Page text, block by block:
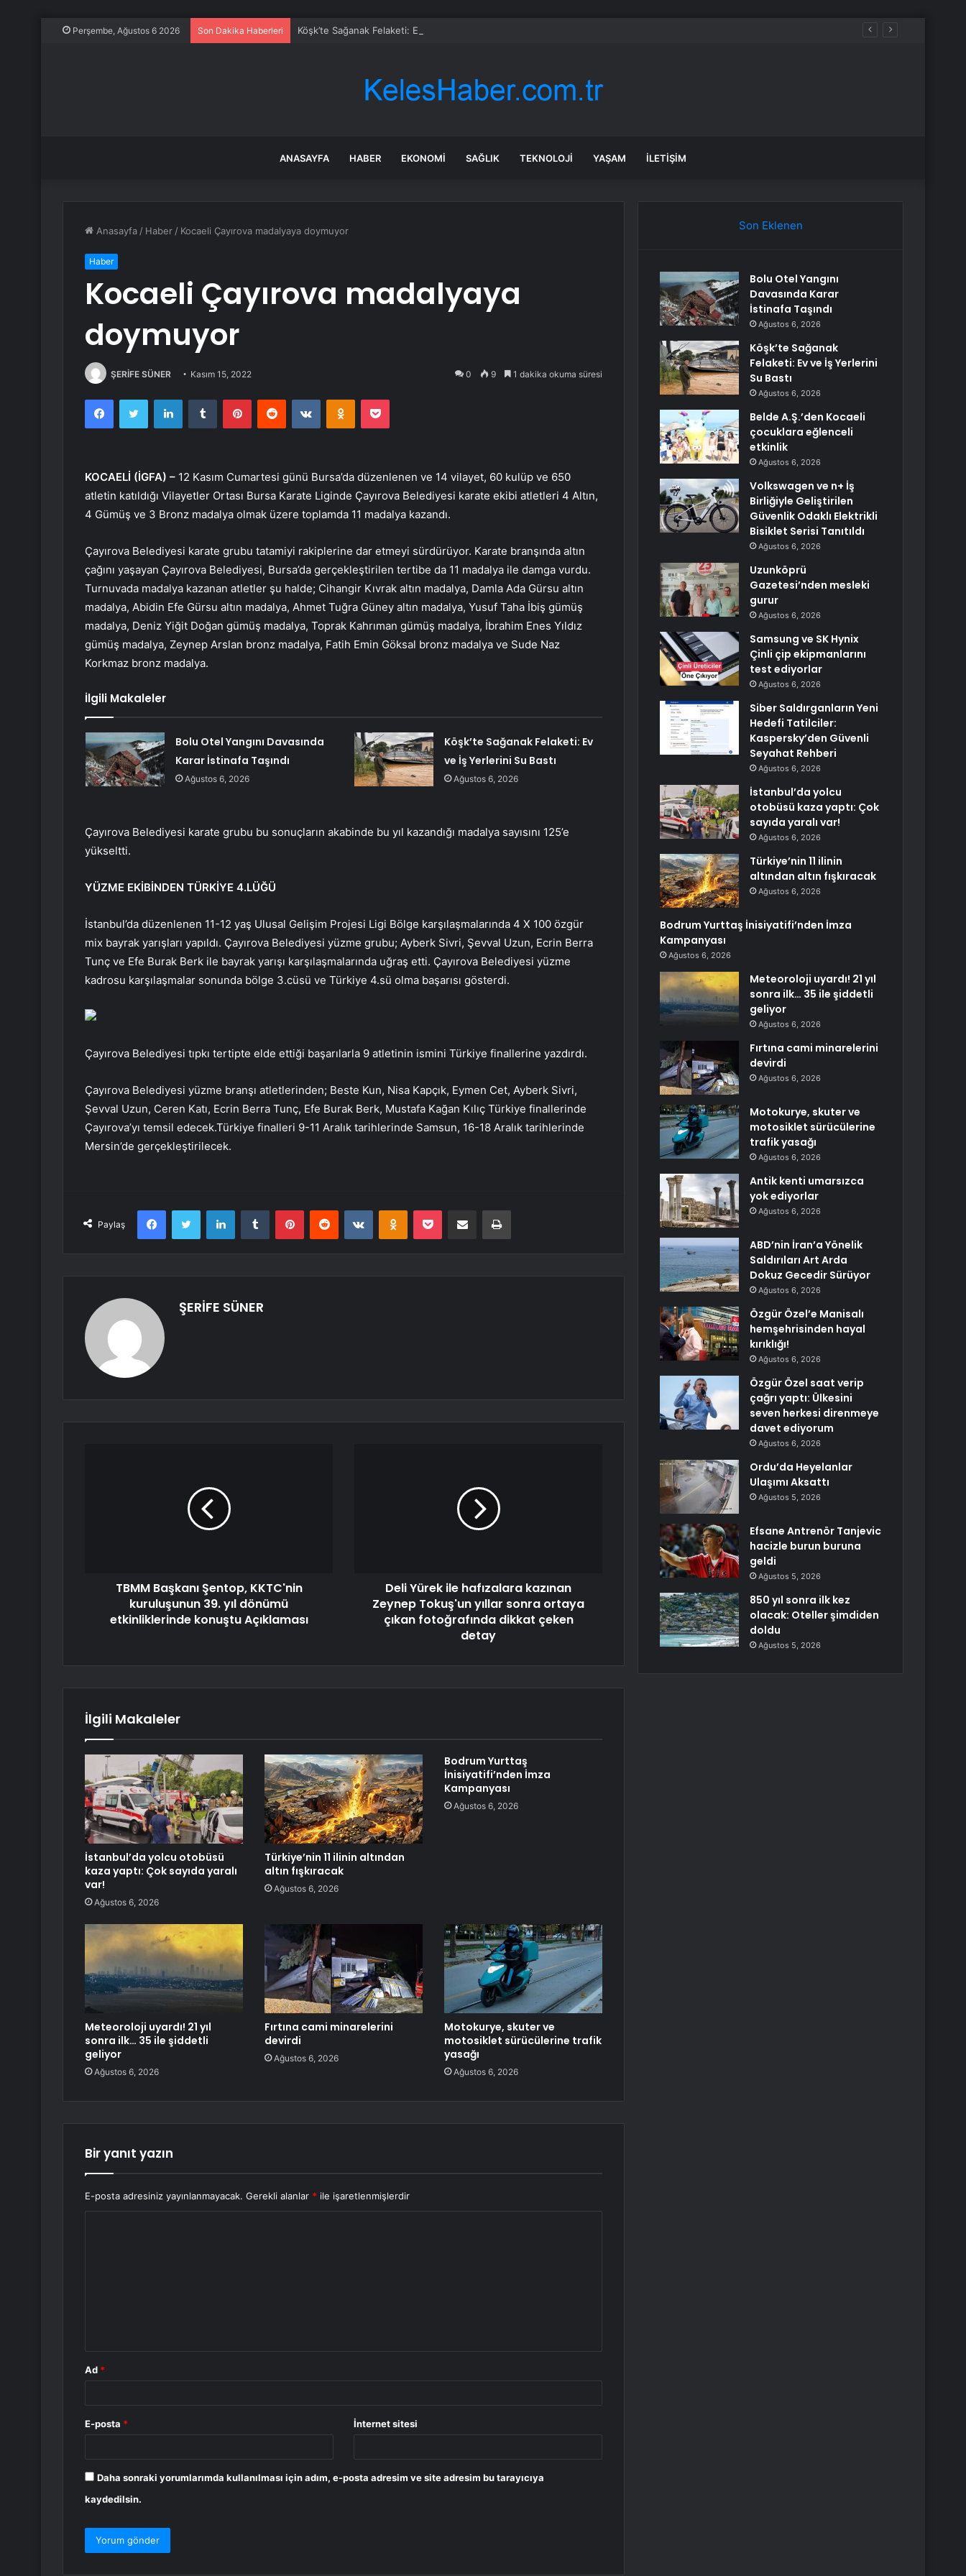
Perşembe, Ağustos 6 2026 Son Dakika Haberleri Köşk’te Sağanak Felaketi: Ev ve İş Yerlerini Su Bastı
ANASAYFA HABER EKONOMI SAĞLIK TEKNOLOJI YAŞAM İLETIŞIM
Anasayfa / Haber / Kocaeli Çayırova madalyaya doymuyor
Haber
Kocaeli Çayırova madalyaya
doymuyor
ŞERİFE SÜNER Kasım 15, 2022 0 9 1 dakika okuma süresi
FacebookTwitter LinkedInTumblr PinterestReddit VKontakteOdnoklassniki
Pocket
KOCAELİ (İGFA) – 12 Kasım Cumartesi günü Bursa’da düzenlenen ve 14 vilayet, 60 kulüp ve 650
atletin katıldığı Vilayetler Ortası Bursa Karate Liginde Çayırova Belediyesi karate ekibi atletleri 4 Altın,
4 Gümüş ve 3 Bronz madalya olmak üzere toplamda 11 madalya kazandı.
Çayırova Belediyesi karate grubu tatamiyi rakiplerine dar etmeyi sürdürüyor. Karate branşında altın
çağını yaşayan Çayırova Belediyesi, Bursa’da gerçekleştirilen tertibe da 11 madalya ile damga vurdu.
Turnuvada madalya kazanan atletler şu halde; Cihangir Kıvrak altın madalya, Damla Ada Gürsu altın
madalya, Abidin Efe Gürsu altın madalya, Ahmet Tuğra Güney altın madalya, Yusuf Taha İbiş gümüş
madalya, Deniz Yiğit Doğan gümüş madalya, Toprak Kahrıman gümüş madalya, İbrahim Enes Yıldız
gümüş madalya, Zeynep Arslan bronz madalya, Fatih Emin Göksal bronz madalya ve Sude Naz
Korkmaz bronz madalya.
İlgili Makaleler
Bolu Otel Yangını Davasında
Karar İstinafa Taşındı
Ağustos 6, 2026
Köşk’te Sağanak Felaketi: Ev
ve İş Yerlerini Su Bastı
Ağustos 6, 2026
Çayırova Belediyesi karate grubu bu sonuçların akabinde bu yıl kazandığı madalya sayısını 125’e
yükseltti.
YÜZME EKİBİNDEN TÜRKİYE 4.LÜĞÜ
İstanbul’da düzenlenen 11-12 yaş Ulusal Gelişim Projesi Ligi Bölge karşılaşmalarında 4 X 100 özgür
mix bayrak yarışları yapıldı. Çayırova Belediyesi yüzme grubu; Ayberk Sivri, Şevval Uzun, Ecrin Berra
Tunç ve Efe Burak Berk ile bayrak yarışı karşılaşmalarında uğraş etti. Çayırova Belediyesi yüzme
kadrosu karşılaşmalar sonunda bölge 3.cüsü ve Türkiye 4.sü olma başarısı gösterdi.
Çayırova Belediyesi tıpkı tertipte elde ettiği başarılarla 9 atletinin ismini Türkiye finallerine yazdırdı.
Çayırova Belediyesi yüzme branşı atletlerinden; Beste Kun, Nisa Kapçık, Eymen Cet, Ayberk Sivri,
Şevval Uzun, Ceren Katı, Ecrin Berra Tunç, Efe Burak Berk, Mustafa Kağan Kılıç Türkiye finallerinde
Çayırova’yı temsil edecek.Türkiye finalleri 9-11 Aralık tarihlerinde Samsun, 16-18 Aralık tarihlerinde
Mersin’de gerçekleştirilecek.
Paylaş
FacebookTwitter LinkedInTumblr PinterestReddit VKontakteOdnoklassniki
Pocket E-Posta ile paylaş Yazdır
ŞERİFE SÜNER
TBMM Başkanı Şentop, KKTC'nin
kuruluşunun 39. yıl dönümü
etkinliklerinde konuştu Açıklaması
Deli Yürek ile hafızalara kazınan
Zeynep Tokuş'un yıllar sonra ortaya
çıkan fotoğrafında dikkat çeken
detay
İlgili Makaleler
İstanbul’da yolcu otobüsü
kaza yaptı: Çok sayıda yaralı
var!
Ağustos 6, 2026
Türkiye’nin 11 ilinin altından
altın fışkıracak
Ağustos 6, 2026
Bodrum Yurttaş
İnisiyatifi’nden İmza
Kampanyası
Ağustos 6, 2026
Meteoroloji uyardı! 21 yıl
sonra ilk… 35 ile şiddetli
geliyor
Ağustos 6, 2026
Fırtına cami minarelerini
devirdi
Ağustos 6, 2026
Motokurye, skuter ve
motosiklet sürücülerine trafik
yasağı
Ağustos 6, 2026
Bir yanıt yazın
E-posta adresiniz yayınlanmayacak. Gerekli alanlar * ile işaretlenmişlerdir
Ad *
E-posta * İnternet sitesi
Daha sonraki yorumlarımda kullanılması için adım, e-posta adresim ve site adresim bu tarayıcıya
kaydedilsin.
Son Eklenen
Bolu Otel Yangını
Davasında Karar
İstinafa Taşındı
Ağustos 6, 2026
Köşk’te Sağanak
Felaketi: Ev ve İş Yerlerini
Su Bastı
Ağustos 6, 2026
Belde A.Ş.’den Kocaeli
çocuklara eğlenceli
etkinlik
Ağustos 6, 2026
Volkswagen ve n+ İş
Birliğiyle Geliştirilen
Güvenlik Odaklı Elektrikli
Bisiklet Serisi Tanıtıldı
Ağustos 6, 2026
Uzunköprü
Gazetesi’nden mesleki
gurur
Ağustos 6, 2026
Samsung ve SK Hynix
Çinli çip ekipmanlarını
test ediyorlar
Ağustos 6, 2026
Siber Saldırganların Yeni
Hedefi Tatilciler:
Kaspersky’den Güvenli
Seyahat Rehberi
Ağustos 6, 2026
İstanbul’da yolcu
otobüsü kaza yaptı: Çok
sayıda yaralı var!
Ağustos 6, 2026
Türkiye’nin 11 ilinin
altından altın fışkıracak
Ağustos 6, 2026
Bodrum Yurttaş İnisiyatifi’nden İmza
Kampanyası
Ağustos 6, 2026
Meteoroloji uyardı! 21 yıl
sonra ilk… 35 ile şiddetli
geliyor
Ağustos 6, 2026
Fırtına cami minarelerini
devirdi
Ağustos 6, 2026
Motokurye, skuter ve
motosiklet sürücülerine
trafik yasağı
Ağustos 6, 2026
Antik kenti umarsızca
yok ediyorlar
Ağustos 6, 2026
ABD’nin İran’a Yönelik
Saldırıları Art Arda
Dokuz Gecedir Sürüyor
Ağustos 6, 2026
Özgür Özel’e Manisalı
hemşehrisinden hayal
kırıklığı!
Ağustos 6, 2026
Özgür Özel saat verip
çağrı yaptı: Ülkesini
seven herkesi direnmeye
davet ediyorum
Ağustos 6, 2026
Ordu’da Heyelanlar
Ulaşımı Aksattı
Ağustos 5, 2026
Efsane Antrenör Tanjevic
hacizle burun buruna
geldi
Ağustos 5, 2026
850 yıl sonra ilk kez
olacak: Oteller şimdiden
doldu
Ağustos 5, 2026